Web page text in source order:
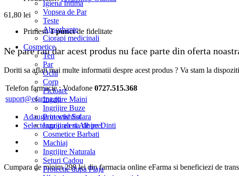
Igiena Intima
Vopsea de Par
Teste
Absorbante
Ciorapi medicinali
Cosmetice
Ten
Par
Ochi
Corp
Picioare
Ingrijire Maini
Ingrijire Buze
Protectie Solara
Ingrijirea si Albire Dinti
Cosmetice Barbati
Machiaj
Ingrijire Naturala
Seturi Cadou
Protectie dupa Plaja
61,80 lei
Primesti1 punctde fidelitate
Ne pare rau dar acest produs nu face parte din oferta
Doriti sa aflati mai multe informatii despre acest produs ? Va stam la
Telefon farmacie : Vodafone 0727.515.368
suport@efarma.ro
Adauga in wishlist
Selecteaza o alerta de pret
Cumpara de minim 299 leidin farmacia online eFarma si beneficiezi de